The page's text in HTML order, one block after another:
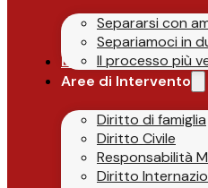
Separarsi con
Separiamoci in
Il processo più
Lo Studio
Aree di Intervento
Diritto di famiglia
Diritto Civile
Responsabilità
Diritto